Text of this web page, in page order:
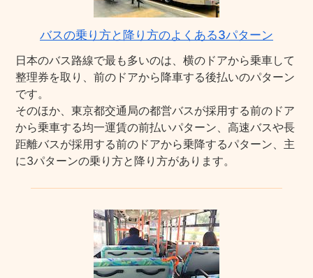
バスの乗り方と降り方のよくある3パターン
日本のバス路線で最も多いのは、横のドアから乗車して
整理券を取り、前のドアから降車する後払いのパターン
です。
そのほか、東京都交通局の都営バスが採用する前のドア
から乗車する均一運賃の前払いパターン、高速バスや長
距離バスが採用する前のドアから乗降するパターン、主
に3パターンの乗り方と降り方があります。